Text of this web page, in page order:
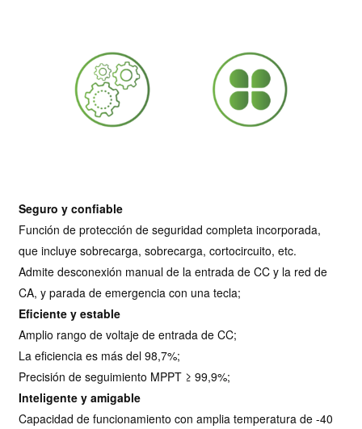
Seguro y confiable
Función de protección de seguridad completa incorporada,
que incluye sobrecarga, sobrecarga, cortocircuito, etc.
Admite desconexión manual de la entrada de CC y la red de
CA, y parada de emergencia con una tecla;
Eficiente y estable
Amplio rango de voltaje de entrada de CC;
La eficiencia es más del 98,7%;
Precisión de seguimiento MPPT ≥ 99,9%;
Inteligente y amigable
Capacidad de funcionamiento con amplia temperatura de -40